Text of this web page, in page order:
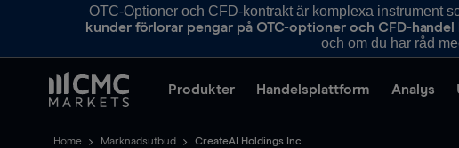
OTC-Optioner och CFD-kontrakt är komplexa instrument
kunder förlorar pengar på OTC-optioner och CFD-
och om du har råd
Produkter Handelsplattform Analys
Home Marknadsutbud CreateAI Holdings Inc